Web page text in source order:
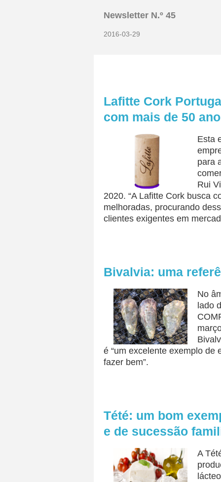
Newsletter N.º 45
2016-03-29
Lafitte Cork
com mais de 50
Esta
para
Rui
2020. “A Lafitte Cork busca
melhoradas, procurando
clientes exigentes em
Bivalvia: uma
No
lado
é “um excelente exemplo de
fazer bem”.
Tété: um bom
e de sucessão
A